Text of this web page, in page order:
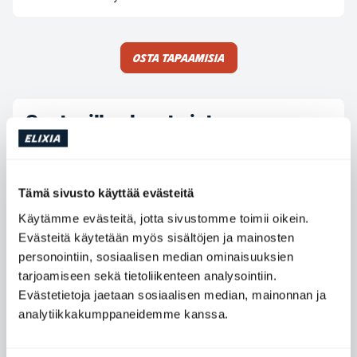
Tämä sivusto käyttää evästeitä
Käytämme evästeitä, jotta sivustomme toimii oikein.
Evästeitä käytetään myös sisältöjen ja mainosten
personointiin, sosiaalisen median ominaisuuksien
tarjoamiseen sekä tietoliikenteen analysointiin.
Evästetietoja jaetaan sosiaalisen median, mainonnan ja
analytiikkakumppaneidemme kanssa.
Osta tapaamisia
Saatavilla olevat ajat
Torstai
Perjantai
06:00 - 20:00
Lauantai
08:30 - 16:30
08:30 - 16:30